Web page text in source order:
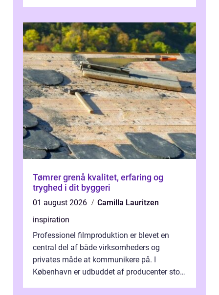
Tømrer grenå kvalitet, erfaring og
tryghed i dit byggeri
01 august 2026
Camilla Lauritzen
inspiration
Professionel filmproduktion er blevet en
central del af både virksomheders og
privates måde at kommunikere på. I
København er udbuddet af producenter stort,